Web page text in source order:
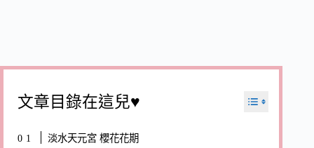
文章目錄在這兒♥
淡水天元宮 櫻花花期